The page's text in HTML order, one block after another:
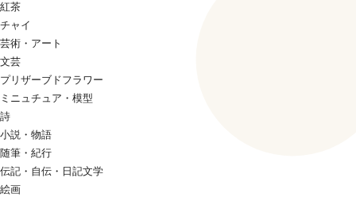
紅茶
チャイ
芸術・アート
文芸
プリザーブドフラワー
ミニュチュア・模型
詩
小説・物語
随筆・紀行
伝記・自伝・日記文学
絵画